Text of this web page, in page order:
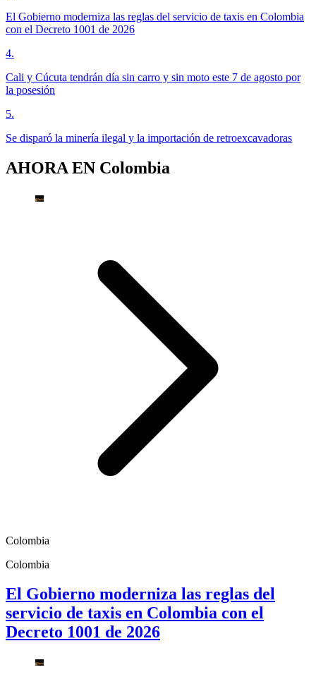
El Gobierno moderniza las reglas del servicio de taxis en Colombia
con el Decreto 1001 de 2026
4.
Cali y Cúcuta tendrán día sin carro y sin moto este 7 de agosto por
la posesión
5.
Se disparó la minería ilegal y la importación de retroexcavadoras
AHORA EN Colombia
Colombia
Colombia
El Gobierno moderniza las reglas del
servicio de taxis en Colombia con el
Decreto 1001 de 2026